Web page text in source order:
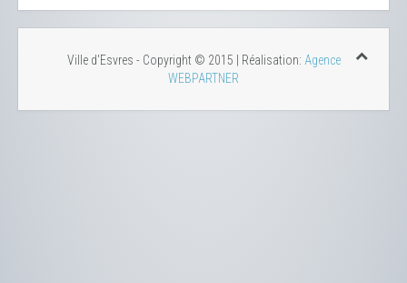
Ville d'Esvres - Copyright © 2015 | Réalisation: Agence
WEBPARTNER